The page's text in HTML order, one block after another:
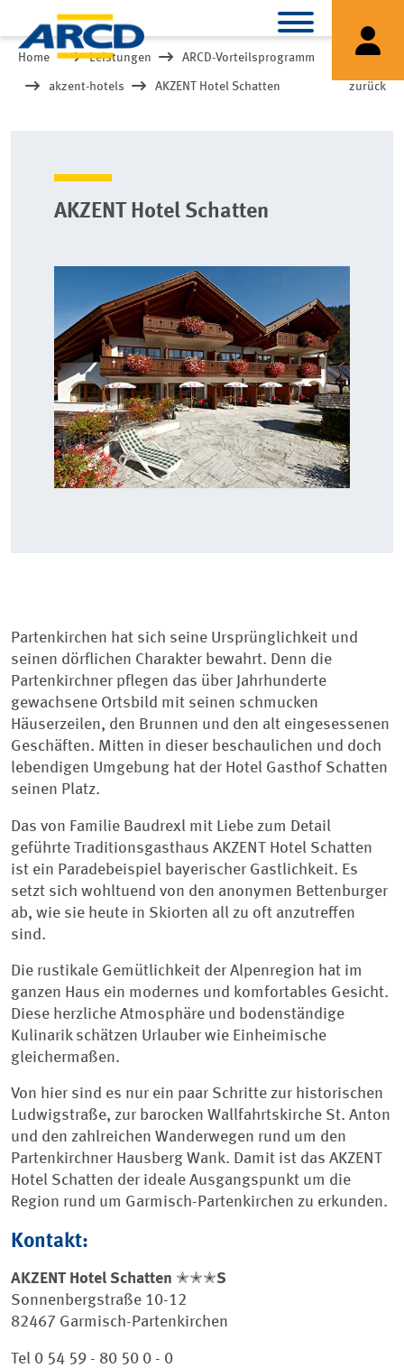
Home Leistungen ARCD-Vorteilsprogramm
akzent-hotels AKZENT Hotel Schatten zurück
AKZENT Hotel Schatten
Partenkirchen hat sich seine Ursprünglichkeit und
seinen dörflichen Charakter bewahrt. Denn die
Partenkirchner pflegen das über Jahrhunderte
gewachsene Ortsbild mit seinen schmucken
Häuserzeilen, den Brunnen und den alt eingesessenen
Geschäften. Mitten in dieser beschaulichen und doch
lebendigen Umgebung hat der Hotel Gasthof Schatten
seinen Platz.
Das von Familie Baudrexl mit Liebe zum Detail
geführte Traditionsgasthaus AKZENT Hotel Schatten
ist ein Paradebeispiel bayerischer Gastlichkeit. Es
setzt sich wohltuend von den anonymen Bettenburger
ab, wie sie heute in Skiorten all zu oft anzutreffen
sind.
Die rustikale Gemütlichkeit der Alpenregion hat im
ganzen Haus ein modernes und komfortables Gesicht.
Diese herzliche Atmosphäre und bodenständige
Kulinarik schätzen Urlauber wie Einheimische
gleichermaßen.
Von hier sind es nur ein paar Schritte zur historischen
Ludwigstraße, zur barocken Wallfahrtskirche St. Anton
und den zahlreichen Wanderwegen rund um den
Partenkirchner Hausberg Wank. Damit ist das AKZENT
Hotel Schatten der ideale Ausgangspunkt um die
Region rund um Garmisch-Partenkirchen zu erkunden.
Kontakt:
AKZENT Hotel Schatten ✭✭✭S
Sonnenbergstraße 10-12
82467 Garmisch-Partenkirchen
Tel 0 54 59 - 80 50 0 - 0